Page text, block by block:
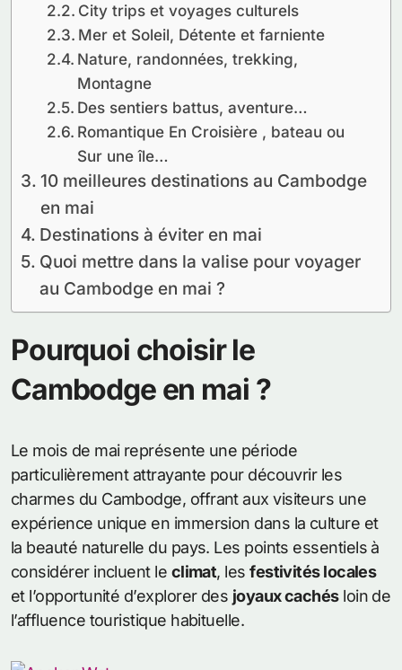
City trips et voyages culturels
Mer et Soleil, Détente et farniente
Nature, randonnées, trekking,
Montagne
Des sentiers battus, aventure…
Romantique En Croisière , bateau ou
Sur une île…
10 meilleures destinations au Cambodge
en mai
Destinations à éviter en mai
Quoi mettre dans la valise pour voyager
au Cambodge en mai ?
Pourquoi choisir le
Cambodge en mai ?
Le mois de mai représente une période
particulièrement attrayante pour découvrir les
charmes du Cambodge, offrant aux visiteurs une
expérience unique en immersion dans la culture et
la beauté naturelle du pays. Les points essentiels à
considérer incluent le climat, lesfestivités locales
et l’opportunité d’explorer des joyaux cachésloin de
l’affluence touristique habituelle.